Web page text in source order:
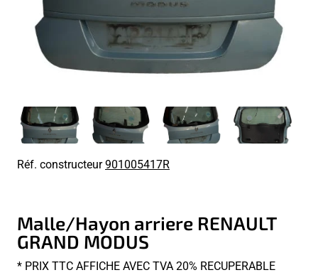
Réf. constructeur901005417R
Malle/Hayon arriere RENAULT
GRAND MODUS
* PRIX TTC AFFICHE AVEC TVA 20% RECUPERABLE